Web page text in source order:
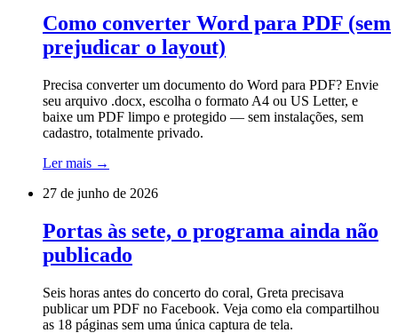
Como converter Word para PDF (sem
prejudicar o layout)
Precisa converter um documento do Word para PDF? Envie
seu arquivo .docx, escolha o formato A4 ou US Letter, e
baixe um PDF limpo e protegido — sem instalações, sem
cadastro, totalmente privado.
Ler mais →
27 de junho de 2026
Portas às sete, o programa ainda não
publicado
Seis horas antes do concerto do coral, Greta precisava
publicar um PDF no Facebook. Veja como ela compartilhou
as 18 páginas sem uma única captura de tela.